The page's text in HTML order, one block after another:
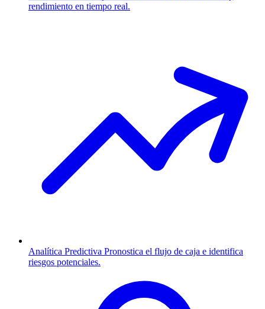
rendimiento en tiempo real.
Analítica Predictiva Pronostica el flujo de caja e identifica
riesgos potenciales.